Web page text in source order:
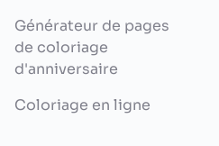
Générateur de pages
de coloriage
d'anniversaire
Coloriage en ligne